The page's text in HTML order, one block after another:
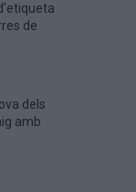
de
dels
amb